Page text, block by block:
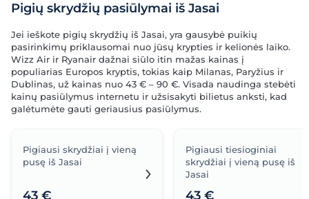
Pigių skrydžių pasiūlymai iš Jasai
Jei ieškote pigių skrydžių iš Jasai, yra gausybė puikių
pasirinkimų priklausomai nuo jūsų krypties ir kelionės laiko.
Wizz Air ir Ryanair dažnai siūlo itin mažas kainas į
populiarias Europos kryptis, tokias kaip Milanas, Paryžius ir
Dublinas, už kainas nuo 43 € – 90 €. Visada naudinga stebėti
kainų pasiūlymus internetu ir užsisakyti bilietus anksti, kad
galėtumėte gauti geriausius pasiūlymus.
Pigiausi skrydžiai į vieną
pusę iš Jasai
43 €
Pigiausi tiesioginiai
skrydžiai į vieną pusę iš
Jasai
43 €